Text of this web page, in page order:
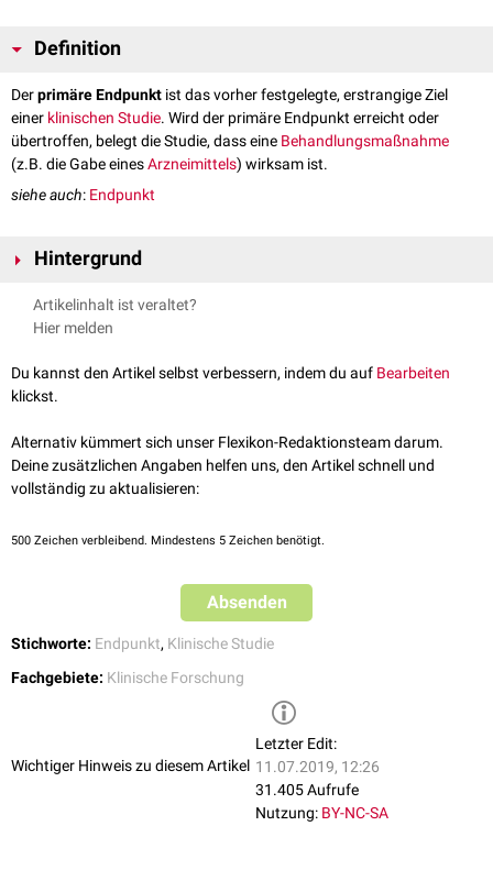
Definition
Derprimäre Endpunkt ist das vorher festgelegte, erstrangige Ziel
einer klinischen Studie. Wird der primäre Endpunkt erreicht oder
übertroffen, belegt die Studie, dass eine Behandlungsmaßnahme
(z.B. die Gabe einesArzneimittels) wirksam ist.
siehe auch: Endpunkt
Hintergrund
Der primäre Endpunkt wird
Prüfplan
Idealerweise werden möglichst "harte", d.h. klar definierte und messbare
Kriterien festgelegt. Solche Kriterien sind zum Beispiel:
Rezidiv(Wiederauftreten der Erkrankung)
Progressionsfreies Überleben
Zeit bis zum Auftreten eines bestimmten Ereignisses (z.B.
In der Studie werden diese Kriterien dann unter den verschiedenen
-Gruppe. Das Erreichen des primären Endpunktes
entscheidet über den Erfolg oder Misserfolg einer klinischen Studie.
Artikelinhalt ist veraltet?
Hier melden
Du kannst den Artikel selbst verbessern, indem du auf Bearbeiten
klickst.
Alternativ kümmert sich unser Flexikon-Redaktionsteam darum.
Deine zusätzlichen Angaben helfen uns, den Artikel schnell und
vollständig zu aktualisieren:
500 Zeichen verbleibend. Mindestens 5 Zeichen benötigt.
Absenden
Stichworte: Endpunkt, Klinische Studie
Fachgebiete: Klinische Forschung
Wichtiger Hinweis zu diesem Artikel
Letzter Edit:
11.07.2019, 12:26
31.405 Aufrufe
Nutzung: BY-NC-SA